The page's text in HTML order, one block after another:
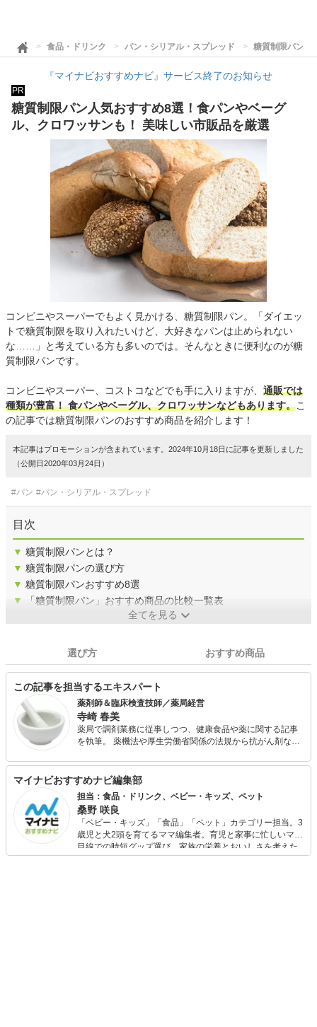
食品・ドリンク パン・シリアル・スプレッド 糖質制限パン人
『マイナビおすすめナビ』サービス終了のお知らせ
PR
糖質制限パン人気おすすめ8選！食パンやベーグ
ル、クロワッサンも！ 美味しい市販品を厳選
コンビニやスーパーでもよく見かける、糖質制限パン。「ダイエッ
トで糖質制限を取り入れたいけど、大好きなパンは止められない
な……」と考えている方も多いのでは。そんなときに便利なのが糖
質制限パンです。
コンビニやスーパー、コストコなどでも手に入りますが、 通販では
種類が豊富！ 食パンやベーグル、クロワッサンなどもあります。こ
の記事では糖質制限パンのおすすめ商品を紹介します！
本記事はプロモーションが含まれています。2024年10月18日に記事を更新しました
（公開日2020年03月24日）
#パン #パン・シリアル・スプレッド
目次
▼ 糖質制限パンとは？
▼ 糖質制限パンの選び方
▼ 糖質制限パンおすすめ8選
▼
「糖質制限パン」おすすめ商品の比較一覧表
全てを見る
選び方 おすすめ商品
この記事を担当するエキスパート
薬剤師＆臨床検査技師／薬局経営
寺崎 春美
薬局で調剤業務に従事しつつ、健康食品や薬に関する記事
を執筆。 薬機法や厚生労働省関係の法規から抗がん剤など
ト等の情報提供が主な仕事です。 また、ダイエットや体の
悩み、美容関係の記事も多く手がけています。 現在は薬剤
師とライターの両立ですが、患者さんとの交流の中にも書
く題材があり(個人情報以外)、どちらの仕事も遣り甲斐を感
じています。
マイナビおすすめナビ編集部
担当：食品・ドリンク、ベビー・キッズ、ペット
桑野 咲良
「ベビー・キッズ」「食品」「ペット」カテゴリー担当。3
歳児と犬2頭を育てるママ編集者。育児と家事に忙しいママ
目線での時短グッズ選び、家族の栄養とおいしさを考えた
食品選び、束の間のリラックスタイムを楽しむためのスイ